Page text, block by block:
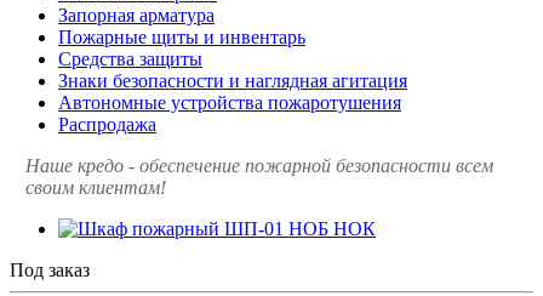
Запорная арматура
Пожарные щиты и инвентарь
Средства защиты
Знаки безопасности и наглядная агитация
Автономные устройства пожаротушения
Распродажа
Наше кредо - обеспечение пожарной безопасности всем
своим клиентам!
Под заказ